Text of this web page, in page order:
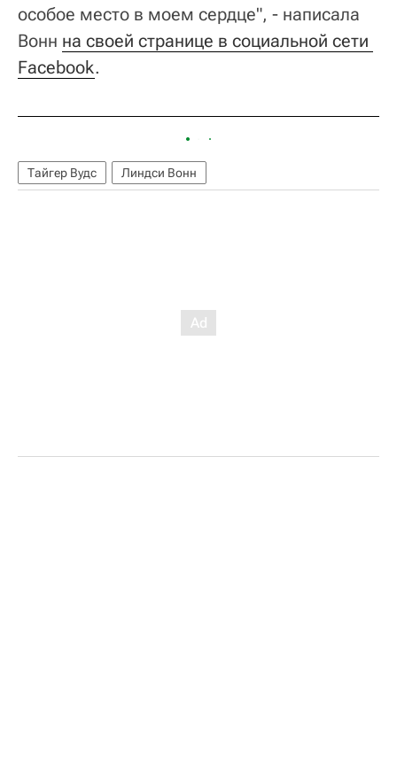
особое место в моем сердце", - написала
Вонн на своей странице в социальной сети
Facebook.
Тайгер Вудс Линдси Вонн